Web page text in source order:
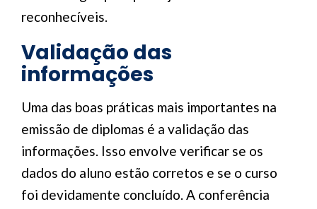
reconhecíveis.
Validação das
informações
Uma das boas práticas mais importantes na
emissão de diplomas é a validação das
informações. Isso envolve verificar se os
dados do aluno estão corretos e se o curso
foi devidamente concluído. A conferência